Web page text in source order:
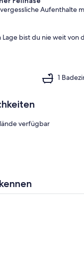
1
Aufenthalte
bist du nie weit von
1
verfügbar